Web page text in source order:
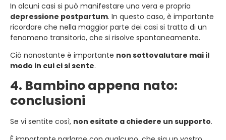
In alcuni casi si può manifestare una vera e propria
depressione postpartum. In questo caso, è importante
ricordare che nella maggior parte dei casi si tratta di un
fenomeno transitorio, che si risolve spontaneamente.
Ciò nonostante è importante non sottovalutare mai il
modo in cui ci si sente.
4. Bambino appena nato:
conclusioni
Se vi sentite così, non esitate a chiedere un supporto.